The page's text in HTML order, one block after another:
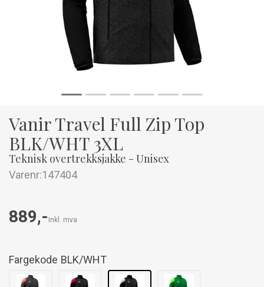
Vanir Travel Full Zip Top
BLK/WHT 3XL
Teknisk overtrekksjakke - Unisex
Varenr:147404
889,- Inkl. mva
Fargekode BLK/WHT